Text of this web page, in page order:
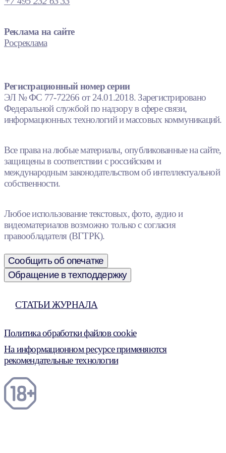
Реклама на сайте
Росреклама
Регистрационный номер серии
ЭЛ № ФС 77-72266 от 24.01.2018. Зарегистрировано
Федеральной службой по надзору в сфере связи,
информационных технологий и массовых коммуникаций.
Все права на любые материалы, опубликованные на сайте,
защищены в соответствии с российским и
международным законодательством об интеллектуальной
собственности.
Любое использование текстовых, фото, аудио и
видеоматериалов возможно только с согласия
правообладателя (ВГТРК).
Сообщить об опечатке
Обращение в техподдержку
СТАТЬИ ЖУРНАЛА
Политика обработки файлов cookie
На информационном ресурсе применяются
рекомендательные технологии